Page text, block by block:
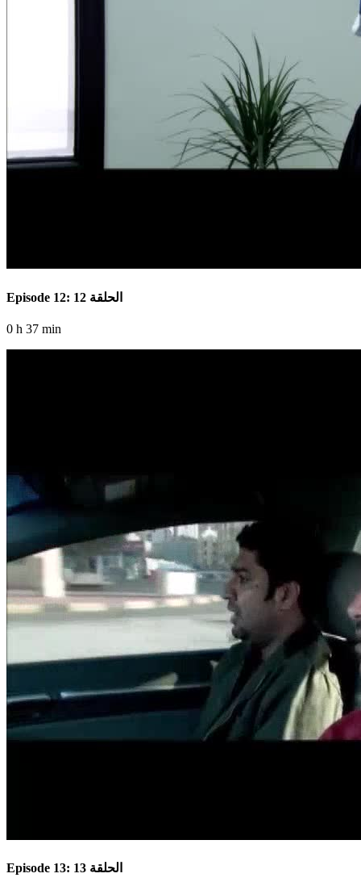
Episode 12: الحلقة 12
0 h 37 min
Episode 13: الحلقة 13